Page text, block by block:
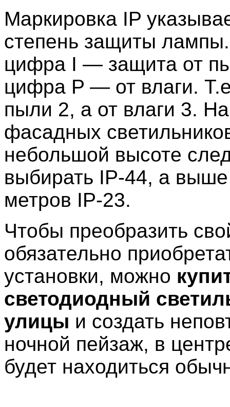
Маркировка IP
степень защиты
цифра I — защита от
цифра P — от влаги.
пыли 2, а от влаги 3.
фасадных
небольшой высоте
выбирать IP-44, а
метров IP-23.
Чтобы преобразить
обязательно
установки, можно
светодиодный
улицы и создать
ночной пейзаж, в
будет находиться